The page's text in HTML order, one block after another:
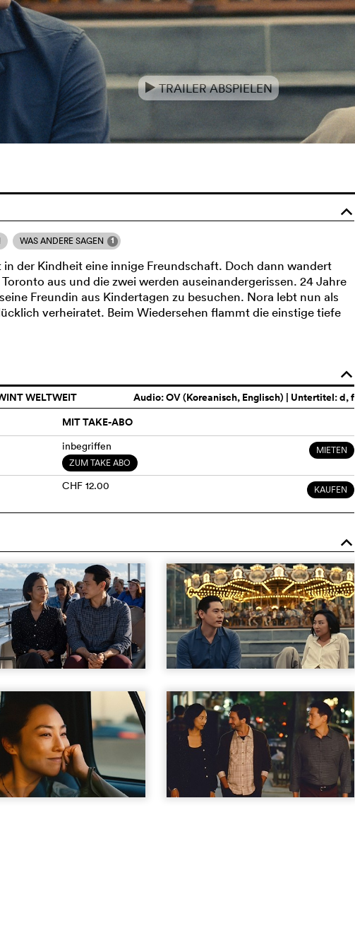
eTRAILER ABSPIELEN
o
WAS ANDERE SAGEN 1
der Kindheit eine innige Freundschaft. Doch dann wandert
aus und die zwei werden auseinandergerissen. 24 Jahre
Freundin aus Kindertagen zu besuchen. Nora lebt nun als
verheiratet. Beim Wiedersehen flammt die einstige tiefe
o
Audio:OV (Koreanisch, Englisch) | Untertitel: d, f
WELTWEIT
MIT TAKE-ABO
inbegriffen
ZUM TAKE ABO
MIETEN
CHF 12.00 KAUFEN
o